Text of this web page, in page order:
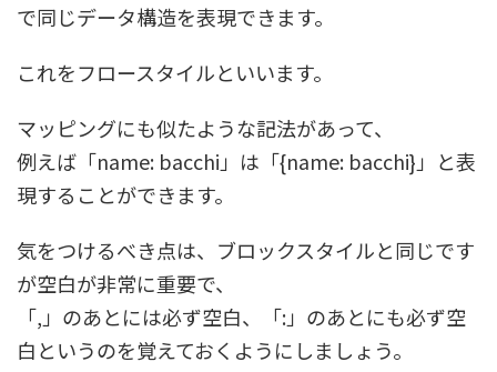
で同じデータ構造を表現できます。
これをフロースタイルといいます。
マッピングにも似たような記法があって、
例えば「name: bacchi」は「{name: bacchi}」と表
現することができます。
気をつけるべき点は、ブロックスタイルと同じです
が空白が非常に重要で、
「,」のあとには必ず空白、「:」のあとにも必ず空
白というのを覚えておくようにしましょう。